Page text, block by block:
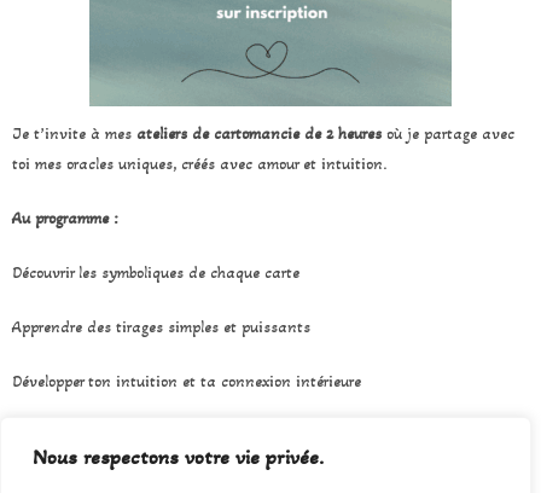
Nous respectons votre vie privée.
Je t’invite à mes ateliers de cartomancie de 2 heures où je partage avec
toi mes oracles uniques, créés avec amour et intuition.
Au programme :
Découvrir les symboliques de chaque carte
Apprendre des tirages simples et puissants
Développer ton intuition et ta connexion intérieure